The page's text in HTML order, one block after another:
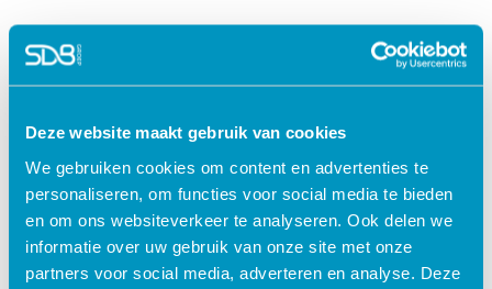
Deze website maakt gebruik van cookies
We gebruiken cookies om content en advertenties te
personaliseren, om functies voor social media te bieden
en om ons websiteverkeer te analyseren. Ook delen we
informatie over uw gebruik van onze site met onze
partners voor social media, adverteren en analyse. Deze
Oplossingen voor de
zorg
ECD Gehandicaptenzorg
ECD Ouderenzorg
Oplossingen voor de
kinderopvang
Kind Informatie Systeem
Roosterplanning